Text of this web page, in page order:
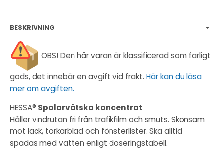
BESKRIVNING
OBS! Den här varan är klassificerad som farligt
gods, det innebär en avgift vid frakt. Här kan du läsa
mer om avgiften.
HESSA® Spolarvätska koncentrat
Håller vindrutan fri från trafikfilm och smuts. Skonsam
mot lack, torkarblad och fönsterlister. Ska alltid
spädas med vatten enligt doseringstabell.